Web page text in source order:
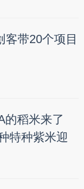
客带20个项目
的稻米来了
特种紫米迎